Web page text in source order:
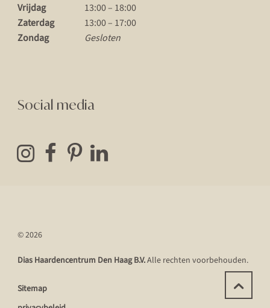
Vrijdag
13:00 – 18:00
Zaterdag
13:00 – 17:00
Zondag
Gesloten
Social media
© 2026
Dias Haardencentrum Den Haag B.V.Alle rechten voorbehouden.
Sitemap